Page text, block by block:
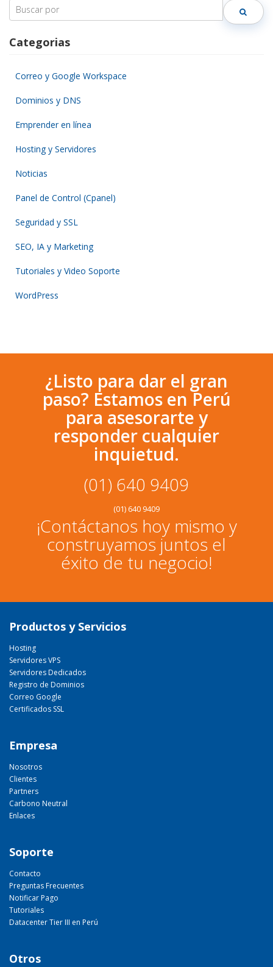
Search
for:
Categorias
Correo y Google Workspace
Dominios y DNS
Emprender en línea
Hosting y Servidores
Noticias
Panel de Control (Cpanel)
Seguridad y SSL
SEO, IA y Marketing
Tutoriales y Video Soporte
WordPress
¿Listo para dar el gran
paso? Estamos en Perú
para asesorarte y
responder cualquier
inquietud.
(01) 640 9409
(01) 640 9409
¡Contáctanos hoy mismo y
construyamos juntos el
éxito de tu negocio!
Productos y Servicios
Hosting
Servidores VPS
Servidores Dedicados
Registro de Dominios
Correo Google
Certificados SSL
Empresa
Nosotros
Clientes
Partners
Carbono Neutral
Enlaces
Soporte
Contacto
Preguntas Frecuentes
Notificar Pago
Tutoriales
Datacenter Tier III en Perú
Otros